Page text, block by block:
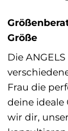
Größe
Die
Frau die
deine
wir dir,